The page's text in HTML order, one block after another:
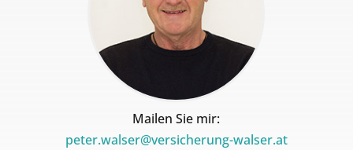
Mailen Sie mir:
peter.walser@versicherung-walser.at